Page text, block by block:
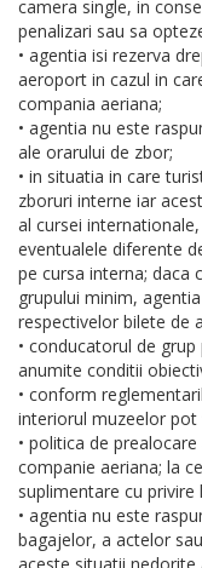
camera single, in
penalizari sau sa
• agentia isi rezerva
aeroport in cazul in
compania aeriana;
• agentia nu este
ale orarului de zbor;
• in situatia in care
zboruri interne iar
al cursei
eventualele diferente
pe cursa interna; daca
grupului minim,
respectivelor bilete de
• conducatorul de
anumite conditii
• conform
interiorul muzeelor pot
• politica de
companie aeriana; la
suplimentare cu privire
• agentia nu este
bagajelor, a actelor